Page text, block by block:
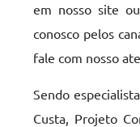
em nosso site
conosco pelos
fale com nosso
Sendo
Custa, Projeto